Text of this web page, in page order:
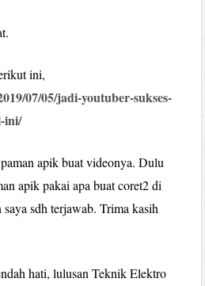
ini,
07/05/jadi-youtuber-sukses-
ini/
apik buat videonya. Dulu
apik pakai apa buat coret2 di
saya sdh terjawab. Trima kasih
hati, lulusan Teknik Elektro